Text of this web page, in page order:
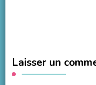
Laisser un